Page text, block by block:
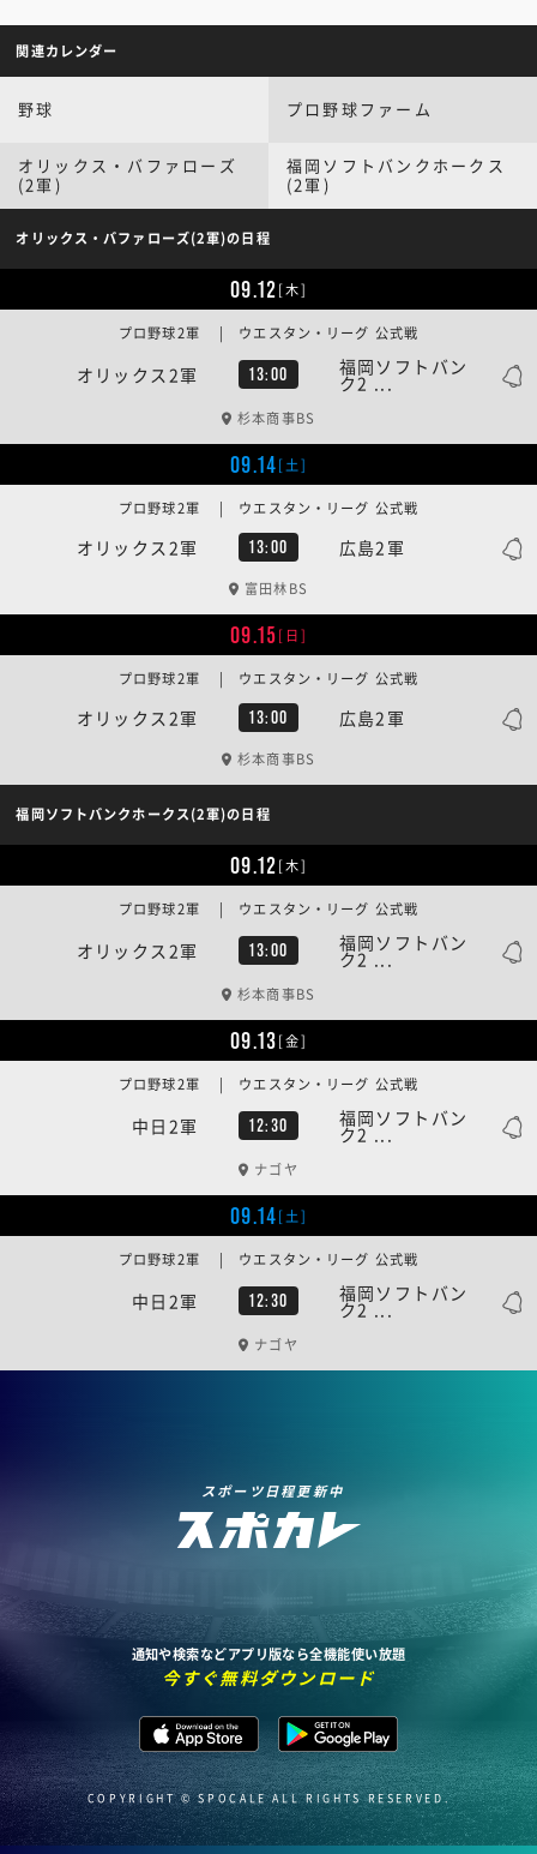
関連カレンダー
野球 プロ野球ファーム
オリックス・バファローズ
(2軍)
福岡ソフトバンクホークス
(2軍)
オリックス・バファローズ(2軍)の日程
09.12[木]
オリックス2軍 13:00 福岡ソフトバン
ク2 ...
プロ野球2軍 | ウエスタン・リーグ 公式戦
杉本商事BS
09.14[土]
オリックス2軍 13:00 広島2軍
プロ野球2軍 | ウエスタン・リーグ 公式戦
富田林BS
09.15[日]
オリックス2軍 13:00 広島2軍
プロ野球2軍 | ウエスタン・リーグ 公式戦
杉本商事BS
福岡ソフトバンクホークス(2軍)の日程
09.12[木]
オリックス2軍 13:00 福岡ソフトバン
ク2 ...
プロ野球2軍 | ウエスタン・リーグ 公式戦
杉本商事BS
09.13[金]
中日2軍 12:30 福岡ソフトバン
ク2 ...
プロ野球2軍 | ウエスタン・リーグ 公式戦
ナゴヤ
09.14[土]
中日2軍 12:30 福岡ソフトバン
ク2 ...
プロ野球2軍 | ウエスタン・リーグ 公式戦
ナゴヤ
スポーツ日程更新中
通知や検索などアプリ版なら全機能使い放題
今すぐ無料ダウンロード
COPYRIGHT © SPOCALE ALL RIGHTS RESERVED.